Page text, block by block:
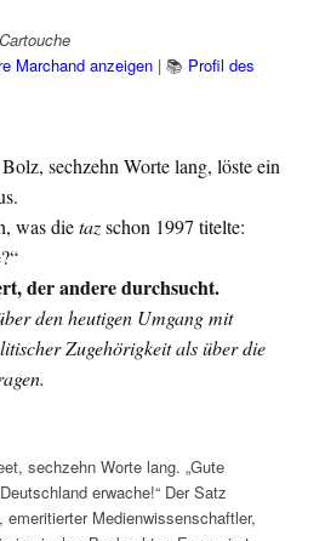
Marchand anzeigen| 📚 Profil des
sechzehn Worte lang, löste ein
was dietazschon 1997 titelte:
der andere durchsucht.
den heutigen Umgang mit
Zugehörigkeit als über die
sechzehn Worte lang. „Gute
erwache!“ Der Satz
Medienwissenschaftler,